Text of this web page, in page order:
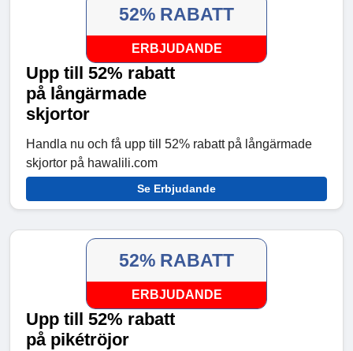
52% RABATT
ERBJUDANDE
Upp till 52% rabatt
på långärmade
skjortor
Handla nu och få upp till 52% rabatt på långärmade
skjortor på hawalili.com
Se Erbjudande
52% RABATT
ERBJUDANDE
Upp till 52% rabatt
på pikétröjor